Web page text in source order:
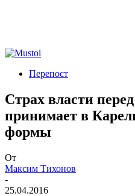
Перепост
Страх власти
принимает в
формы
От
Максим Тихонов
-
25.04.2016